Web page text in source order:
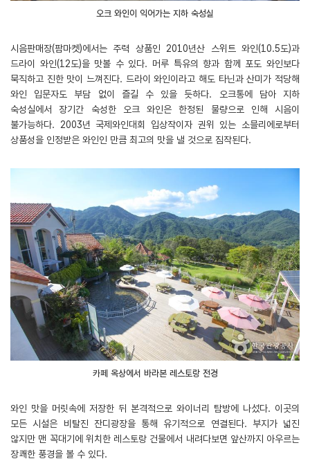
오크 와인이 익어가는 지하 숙성실
시음판매장(팜마켓)에서는 주력 상품인 2010년산 스위트 와인(10.5도)과
드라이 와인(12도)을 맛볼 수 있다. 머루 특유의 향과 함께 포도 와인보다
묵직하고 진한 맛이 느껴진다. 드라이 와인이라고 해도 타닌과 산미가 적당해
와인 입문자도 부담 없이 즐길 수 있을 듯하다. 오크통에 담아 지하
숙성실에서 장기간 숙성한 오크 와인은 한정된 물량으로 인해 시음이
불가능하다. 2003년 국제와인대회 입상작이자 권위 있는 소믈리에로부터
상품성을 인정받은 와인인 만큼 최고의 맛을 낼 것으로 짐작된다.
카페 옥상에서 바라본 레스토랑 전경
와인 맛을 머릿속에 저장한 뒤 본격적으로 와이너리 탐방에 나섰다. 이곳의
모든 시설은 비탈진 잔디광장을 통해 유기적으로 연결된다. 부지가 넓진
않지만 맨 꼭대기에 위치한 레스토랑 건물에서 내려다보면 앞산까지 아우르는
장쾌한 풍경을 볼 수 있다.